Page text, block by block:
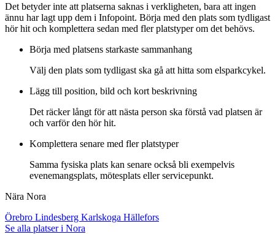
Det betyder inte att platserna saknas i verkligheten, bara att ingen
ännu har lagt upp dem i Infopoint. Börja med den plats som tydligast
hör hit och komplettera sedan med fler platstyper om det behövs.
Börja med platsens starkaste sammanhang
Välj den plats som tydligast ska gå att hitta som elsparkcykel.
Lägg till position, bild och kort beskrivning
Det räcker långt för att nästa person ska förstå vad platsen är
och varför den hör hit.
Komplettera senare med fler platstyper
Samma fysiska plats kan senare också bli exempelvis
evenemangsplats, mötesplats eller servicepunkt.
Nära Nora
Örebro Lindesberg Karlskoga Hällefors
Se alla platser i Nora